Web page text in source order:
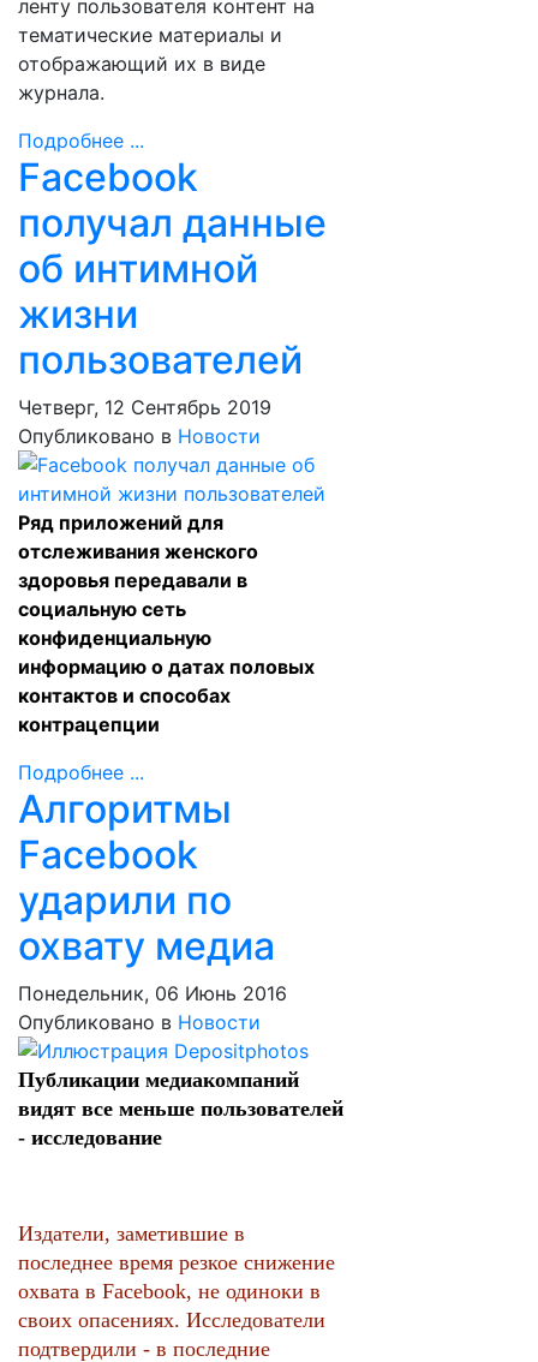
ленту пользователя контент на
тематические материалы и
отображающий их в виде
журнала.
Подробнее ...
Facebook
получал данные
об интимной
жизни
пользователей
Четверг, 12 Сентябрь 2019
Опубликовано в Новости
Ряд приложений для
отслеживания женского
здоровья передавали в
социальную сеть
конфиденциальную
информацию о датах половых
контактов и способах
контрацепции
Подробнее ...
Алгоритмы
Facebook
ударили по
охвату медиа
Понедельник, 06 Июнь 2016
Опубликовано в Новости
Публикации медиакомпаний
видят все меньше пользователей
- исследование
Издатели, заметившие в
последнее время резкое снижение
охвата в Facebook, не одиноки в
своих опасениях. Исследователи
подтвердили - в последние